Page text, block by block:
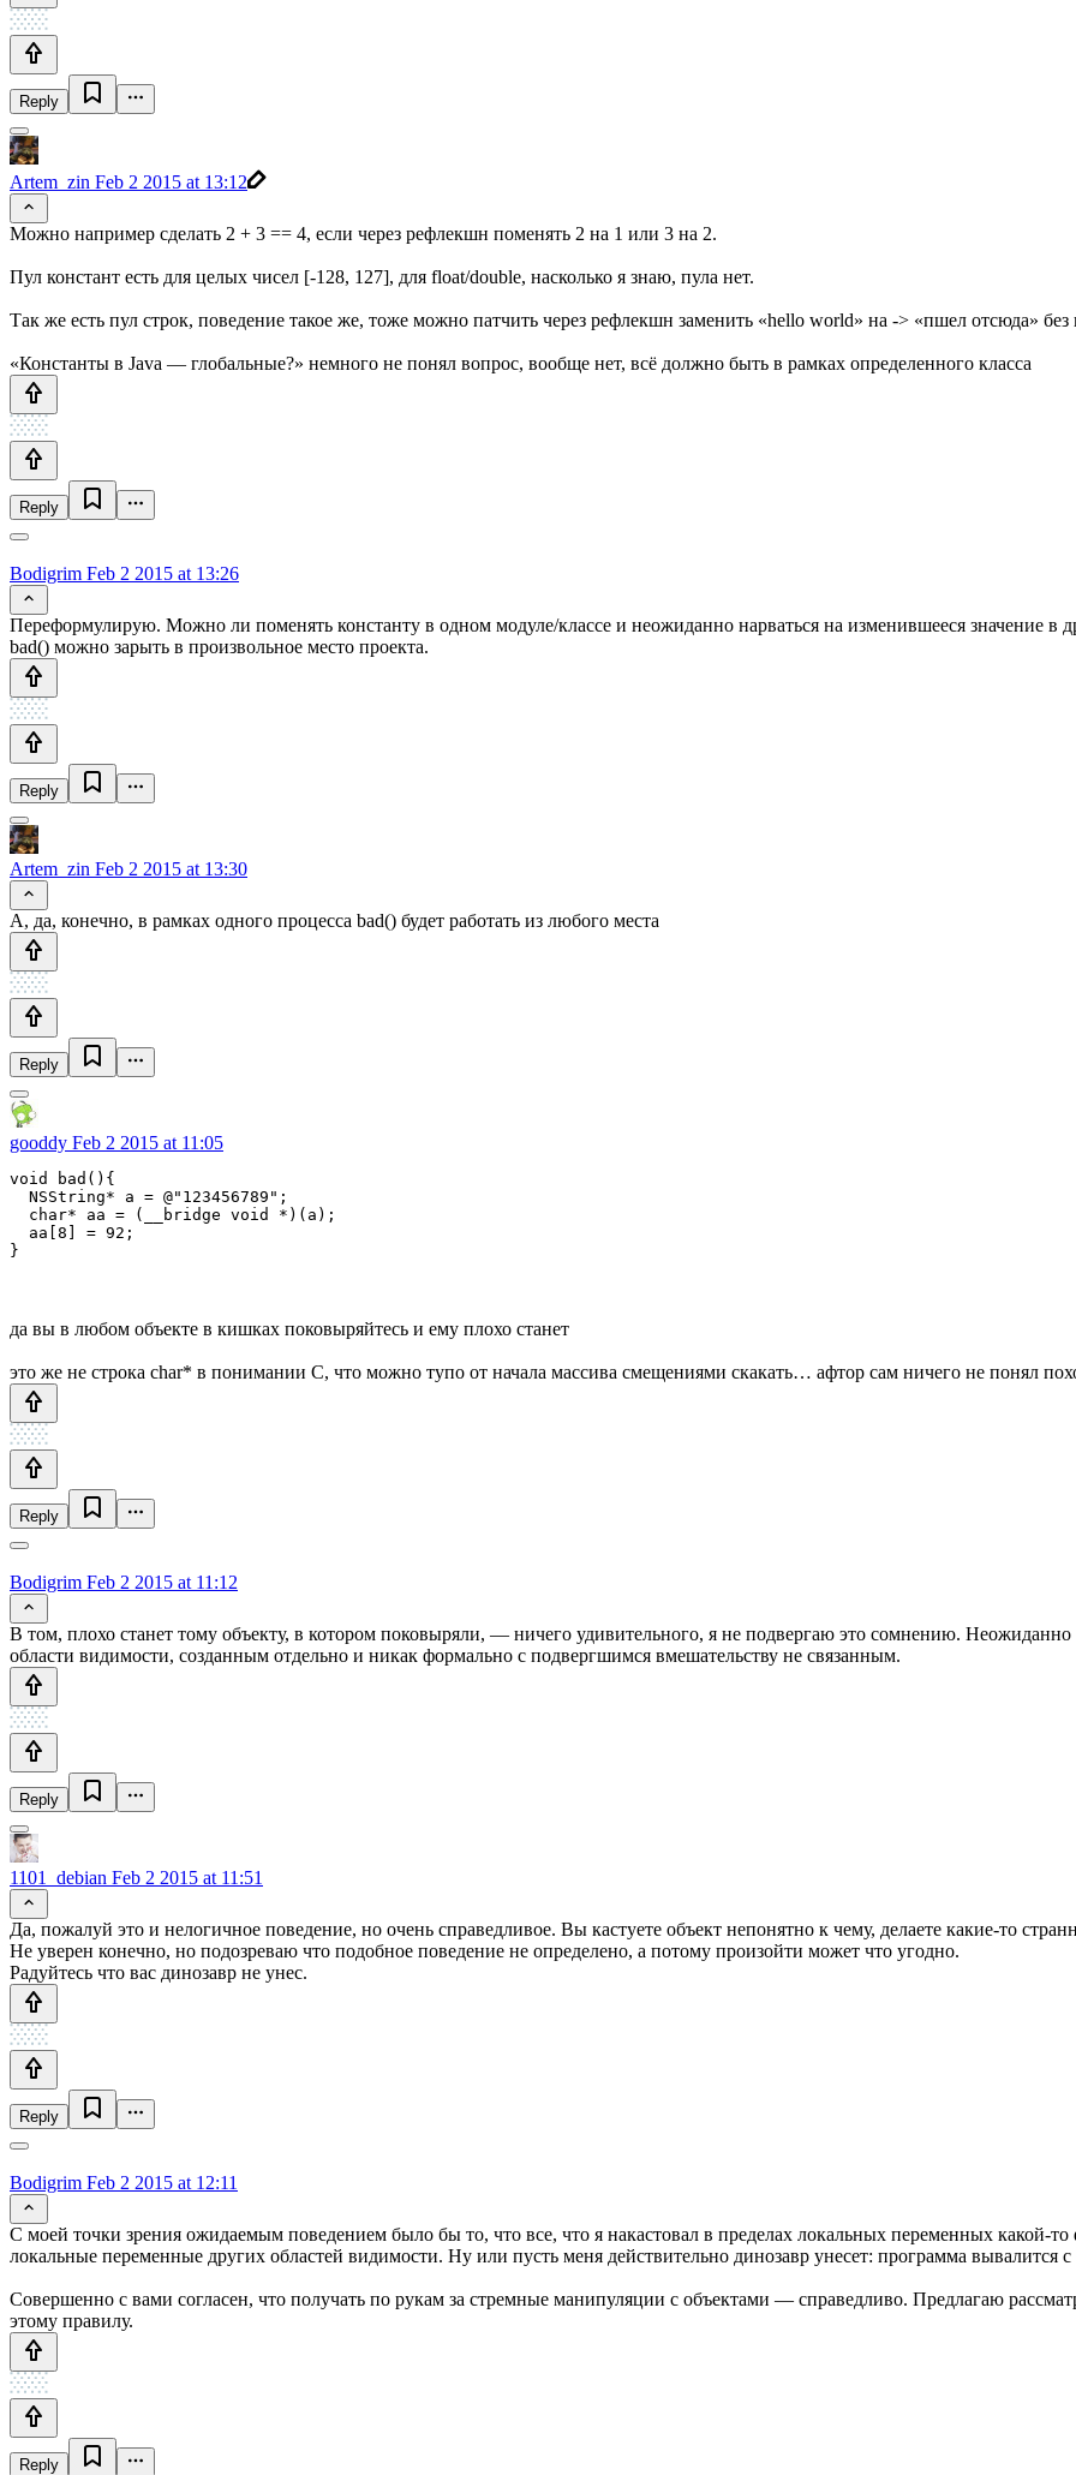
Reply
Artem_zin Feb 2 2015 at 13:12
Можно например сделать 2 + 3 == 4, если через рефлекшн поменять 2 на 1 или 3 на 2.
Пул констант есть для целых чисел [-128, 127], для float/double, насколько я знаю, пула нет.
Так же есть пул строк, поведение такое же, тоже можно патчить через рефлекшн заменить «hello world» на -> «пшел отсюда» без
«Константы в Java — глобальные?» немного не понял вопрос, вообще нет, всё должно быть в рамках определенного класса
Reply
Bodigrim Feb 2 2015 at 13:26
Переформулирую. Можно ли поменять константу в одном модуле/классе и неожиданно нарваться на изменившееся значение
bad() можно зарыть в произвольное место проекта.
Reply
Artem_zin Feb 2 2015 at 13:30
А, да, конечно, в рамках одного процесса bad() будет работать из любого места
Reply
gooddy Feb 2 2015 at 11:05
void bad(){
  NSString* a = @"123456789";
  char* aa = (__bridge void *)(a);
  aa[8] = 92;
да вы в любом объекте в кишках поковыряйтесь и ему плохо станет
это же не строка char* в понимании С, что можно тупо от начала массива смещениями скакать… афтор сам ничего не понял
Reply
Bodigrim Feb 2 2015 at 11:12
В том, плохо станет тому объекту, в котором поковыряли, — ничего удивительного, я не подвергаю это сомнению.
области видимости, созданным отдельно и никак формально с подвергшимся вмешательству не связанным.
Reply
1101_debian Feb 2 2015 at 11:51
Да, пожалуй это и нелогичное поведение, но очень справедливое. Вы кастуете объект непонятно к чему, делаете какие-то
Не уверен конечно, но подозреваю что подобное поведение не определено, а потому произойти может что угодно.
Радуйтесь что вас динозавр не унес.
Reply
Bodigrim Feb 2 2015 at 12:11
С моей точки зрения ожидаемым поведением было бы то, что все, что я накастовал в пределах локальных переменных какой-
локальные переменные других областей видимости. Ну или пусть меня действительно динозавр унесет: программа вывалится
Совершенно с вами согласен, что получать по рукам за стремные манипуляции с объектами — справедливо. Предлагаю
этому правилу.
Reply